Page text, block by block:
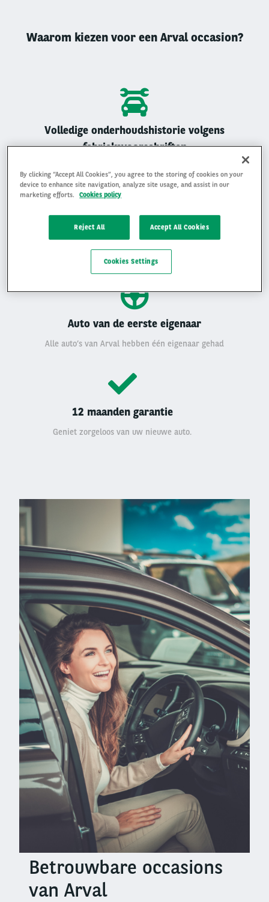
Waarom kiezen voor een Arval occasion?
Volledige onderhoudshistorie volgens
fabrieksvoorschriften
Gemiddelde beoordeling van 4,9 op 5
Auto van de eerste eigenaar
Alle auto’s van Arval hebben één eigenaar gehad
12 maanden garantie
Geniet zorgeloos van uw nieuwe auto.
Left
Right
columnBetrouwbare occasions
van Arval
By clicking “Accept All Cookies”, you agree to the storing of cookies on your
device to enhance site navigation, analyze site usage, and assist in our
marketing efforts.
Cookies policy
Reject All Accept All Cookies
Cookies Settings